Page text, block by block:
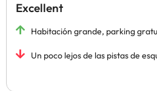
Excellent
Habitación grande, parking
Un poco lejos de las pistas de